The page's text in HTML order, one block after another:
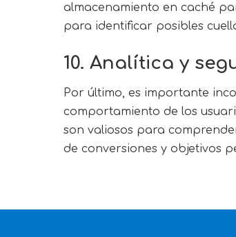
almacenamiento en caché
para identificar posibles
10. Analítica y
Por último, es importante
comportamiento de los
son valiosos para
de conversiones y objetivos